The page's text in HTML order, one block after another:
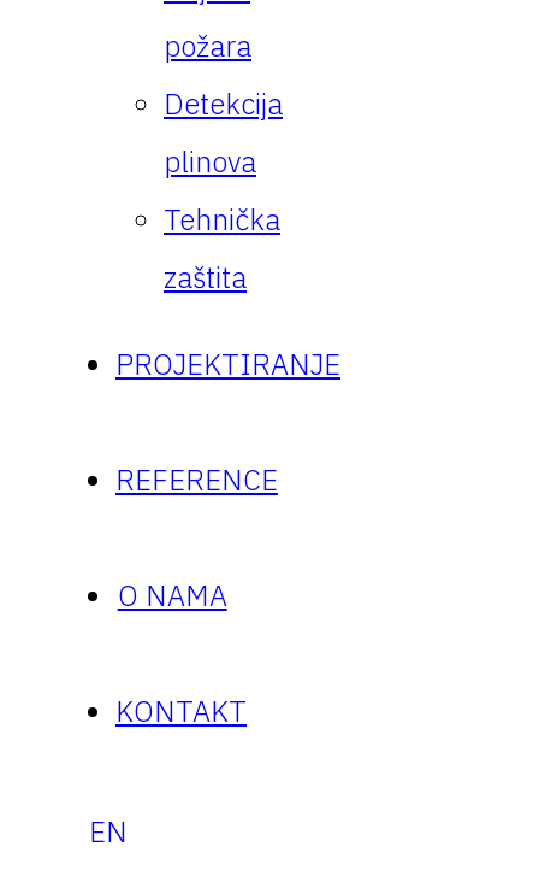
požara
Detekcija
plinova
Tehnička
zaštita
PROJEKTIRANJE
REFERENCE
O NAMA
KONTAKT
EN